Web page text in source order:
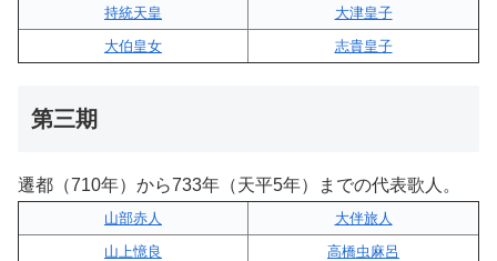
持統天皇
大津皇子
大伯皇女
志貴皇子
第三期
遷都（710年）から733年（天平5年）までの代表歌人。
山部赤人
大伴旅人
山上憶良
高橋虫麻呂